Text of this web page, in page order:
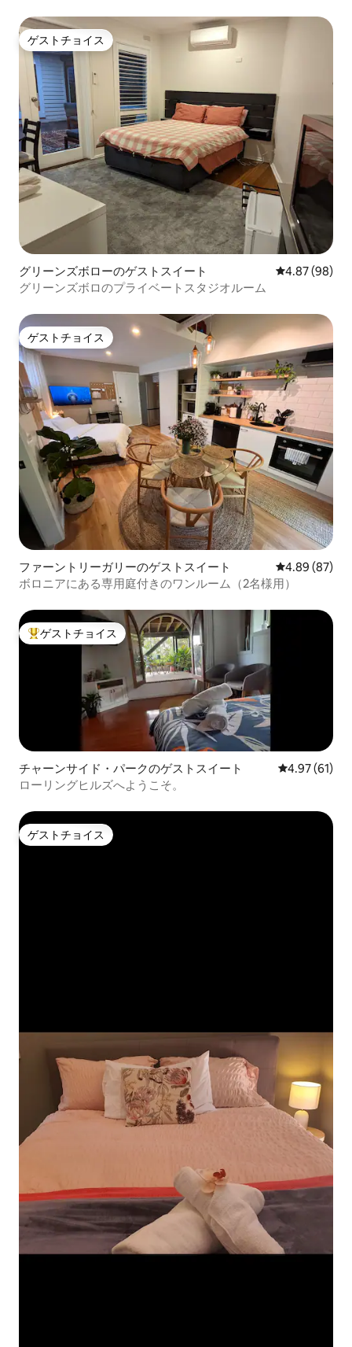
ゲストチョイス
ゲストチョイス
グリーンズボローのゲストスイート レビュー98
4.87 (98)
グリーンズボロのプライベートスタジオルーム
ゲストチョイス
ゲストチョイス
ファーントリーガリーのゲストスイート レビュー87
4.89 (87)
ボロニアにある専用庭付きのワンルーム（2名様用）
大好評のゲストチョイスです。
ゲストチョイス
チャーンサイド・パークのゲストスイート レビュー61
4.97 (61)
ローリングヒルズへようこそ。
ゲストチョイス
ゲストチョイス